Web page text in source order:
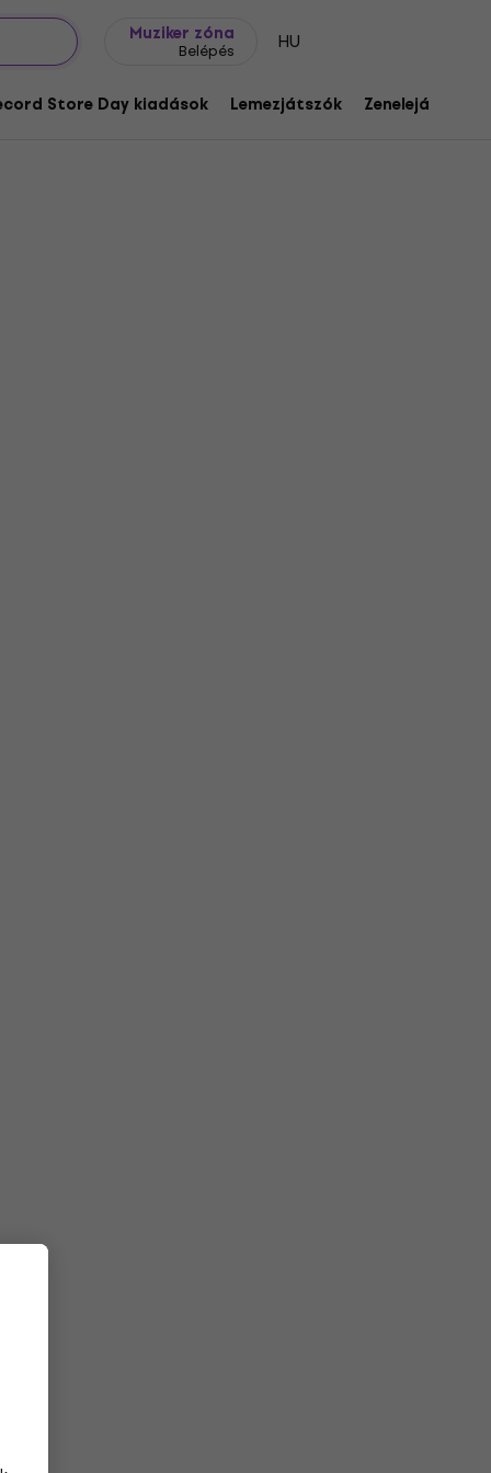
Muziker zóna
Belépés HU
Store Day kiadások Lemezjátszók Zenelejátszók